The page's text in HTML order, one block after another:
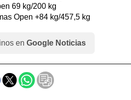
69 kg/200 kg
Open +84 kg/457,5 kg
en Google Noticias